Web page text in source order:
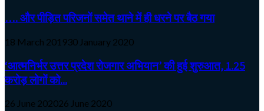
…. और पीड़ित परिजनों समेत थाने में ही धरने पर बैठ गया
18 March 201930 January 2020
‘आत्मनिर्भर उत्तर प्रदेश रोजगार अभियान’ की हुई शुरुआत, 1.25
करोड़ लोगों को...
26 June 202026 June 2020